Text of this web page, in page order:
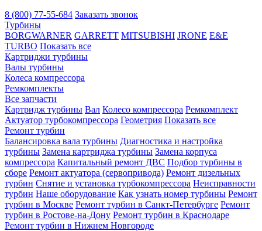
8 (800) 77-55-684 Заказать звонок
Турбины
BORGWARNER GARRETT MITSUBISHI JRONE E&E
TURBO Показать все
Картриджи турбины
Валы турбины
Колеса компрессора
Ремкомплекты
Все запчасти
Картридж турбины Вал Колесо компрессора Ремкомплект
Актуатор турбокомпрессора Геометрия Показать все
Ремонт турбин
Балансировка вала турбины Диагностика и настройка
турбины Замена картриджа турбины Замена корпуса
компрессора Капитальный ремонт ДВС Подбор турбины в
сборе Ремонт актуатора (сервопривода) Ремонт дизельных
турбин Снятие и установка турбокомпрессора Неисправности
турбин Наше оборудование Как узнать номер турбины Ремонт
турбин в Москве Ремонт турбин в Санкт-Петербурге Ремонт
турбин в Ростове-на-Дону Ремонт турбин в Краснодаре
Ремонт турбин в Нижнем Новгороде